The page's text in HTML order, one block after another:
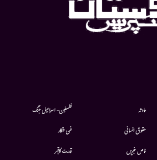
حادثہ
حقوق انسانی
خاص خبریں
فلسطین- اسرائیل جنگ
فن فنکار
قدرت کاقہر